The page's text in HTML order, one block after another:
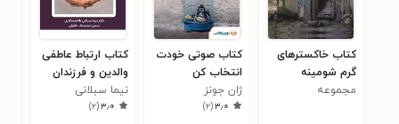
کتاب خاکسترهای
گرم شومینه
مجموعه
کتاب صوتی خودت
انتخاب کن
ژان جونز
۳٫۰(۲)
کتاب ارتباط عاطفی
والدین و فرزندان
نیما سبلانی
طالشمکائیل
۳٫۰(۲)